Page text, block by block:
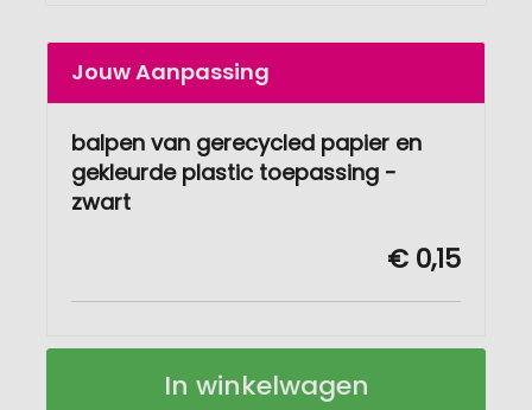
Jouw Aanpassing
balpen van gerecycled papier en
gekleurde plastic toepassing -
zwart
€ 0,15
balpen
Op
In winkelwagen